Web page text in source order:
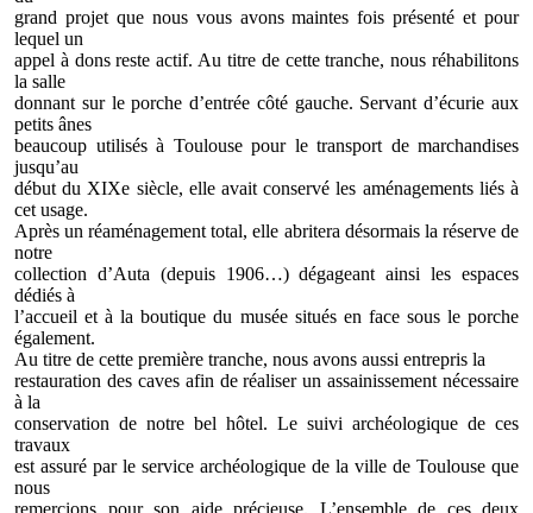
grand projet que nous vous avons maintes fois présenté et pour
lequel un
appel à dons reste actif. Au titre de cette tranche, nous réhabilitons
la salle
donnant sur le porche d’entrée côté gauche. Servant d’écurie aux
petits ânes
beaucoup utilisés à Toulouse pour le transport de marchandises
jusqu’au
début du XIXe siècle, elle avait conservé les aménagements liés à
cet usage.
Après un réaménagement total, elle abritera désormais la réserve de
notre
collection d’Auta (depuis 1906…) dégageant ainsi les espaces
dédiés à
l’accueil et à la boutique du musée situés en face sous le porche
également.
Au titre de cette première tranche, nous avons aussi entrepris la
restauration des caves afin de réaliser un assainissement nécessaire
à la
conservation de notre bel hôtel. Le suivi archéologique de ces
travaux
est assuré par le service archéologique de la ville de Toulouse que
nous
remercions pour son aide précieuse. L’ensemble de ces deux